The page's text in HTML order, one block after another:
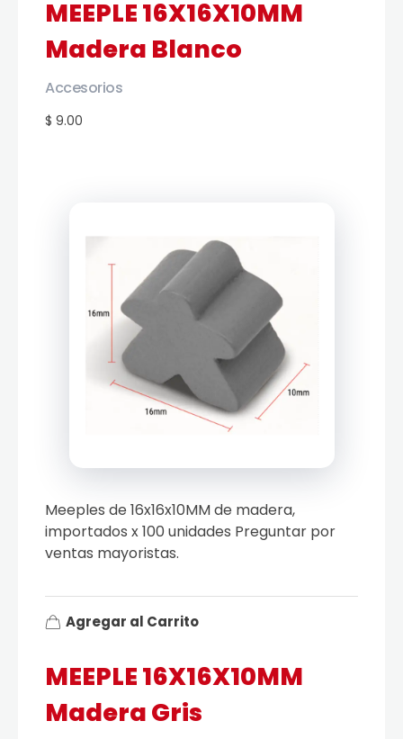
MEEPLE 16X16X10MM
Madera Blanco
$ 9.00
Accesorios
MEEPLE 16X16X10MM
Madera Gris
Meeples de 16x16x10MM de madera,
importados x 100 unidades Preguntar por
ventas mayoristas.
Agregar al Carrito